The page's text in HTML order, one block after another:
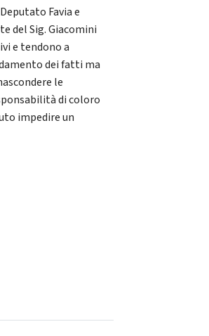
Favia e
del Sig. Giacomini
e tendono a
dei fatti ma
le
di coloro
impedire un